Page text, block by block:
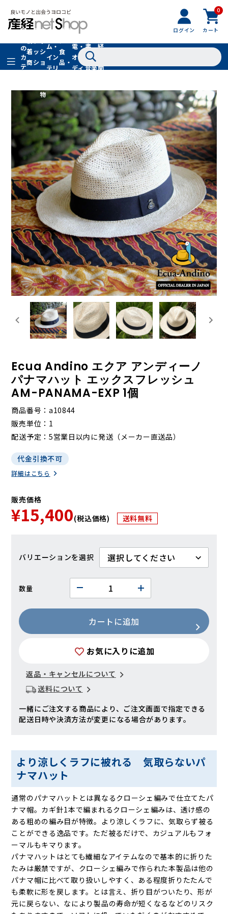
ログイン
0
カート
全
の
カ
テ
着
商
品
フ
ッ
シ
ョ
フ
ァ
シ
ョ
ン
物
ム・
イン
テリ
グル
食
品・
ドリ
家
電・
オー
ディ
書
籍・
音楽
経
聞
Ecua Andino エクア アンディーノ
パナマハット エックスフレッシュ
AM-PANAMA-EXP 1個
商品番号
a10844
販売単位
1
配送予定
5営業日以内に発送（メーカー直送品）
代金引換不可
詳細はこちら
販売価格
¥15,400(税込価格) 送料無料
バリエーション
数量
カートに追加
お気に入りに追加
返品・キャンセルについて
送料について
一緒にご注文する商品により、ご注文画面で指定できる
配送日時や決済方法が変更になる場合があります。
より涼しくラフに被れる 気取らないパ
ナマハット
通常のパナマハットとは異なるクローシェ編みで仕立てたパ
ナマ帽。カギ針1本で編まれるクローシェ編みは、透け感の
ある粗めの編み目が特徴。より涼しくラフに、気取らず被る
ことができる逸品です。ただ被るだけで、カジュアルもフォ
ーマルもキマります。
パナマハットはとても繊細なアイテムなので基本的に折りた
たみは厳禁ですが、クローシェ編みで作られた本製品は他の
パナマ帽に比べて取り扱いしやすく、ある程度折りたたんで
も柔軟に形を戻します。とは言え、折り目がついたり、形が
元に戻らない、なにより製品の寿命が短くなるなどのリスク